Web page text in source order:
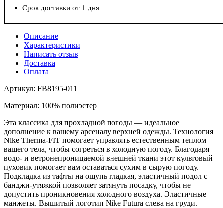
Срок доставки от 1 дня
Описание
Характеристики
Написать отзыв
Доставка
Оплата
Артикул: FB8195-011
Материал: 100% полиэстер
Эта классика для прохладной погоды — идеальное
дополнение к вашему арсеналу верхней одежды. Технология
Nike Therma-FIT помогает управлять естественным теплом
вашего тела, чтобы согреться в холодную погоду. Благодаря
водо- и ветронепроницаемой внешней ткани этот культовый
пуховик помогает вам оставаться сухим в сырую погоду.
Подкладка из тафты на ощупь гладкая, эластичный подол с
банджи-утяжкой позволяет затянуть посадку, чтобы не
допустить проникновения холодного воздуха. Эластичные
манжеты. Вышитый логотип Nike Futura слева на груди.